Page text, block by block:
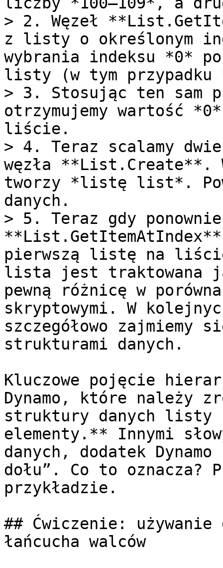
> 2. Węzeł
z listy o określonym
wybrania indeksu *0*
listy (w tym przypadku
> 3. Stosując ten
otrzymujemy wartość
liście.
> 4. Teraz scalamy
węzła **List.Create**.
tworzy *listę list*.
danych.
> 5. Teraz gdy
pierwszą listę na
lista jest traktowana
pewną różnicę w
skryptowymi. W
szczegółowo zajmiemy
strukturami danych.
Kluczowe pojęcie
Dynamo, które należy
struktury danych listy
elementy.** Innymi
danych, dodatek
dołu”. Co to oznacza?
przykładzie.
## Ćwiczenie: używanie
łańcucha walców